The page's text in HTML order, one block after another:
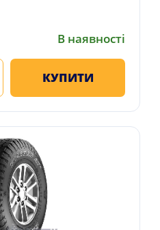
В наявності
КУПИТИ